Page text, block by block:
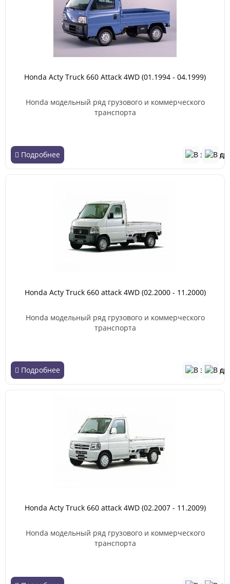
Honda Acty Truck 660 Attack 4WD (01.1994 - 04.1999)
Honda модельный ряд грузового и коммерческого
транспорта
Подробнее
Honda Acty Truck 660 attack 4WD (02.2000 - 11.2000)
Honda модельный ряд грузового и коммерческого
транспорта
Подробнее
Honda Acty Truck 660 attack 4WD (02.2007 - 11.2009)
Honda модельный ряд грузового и коммерческого
транспорта